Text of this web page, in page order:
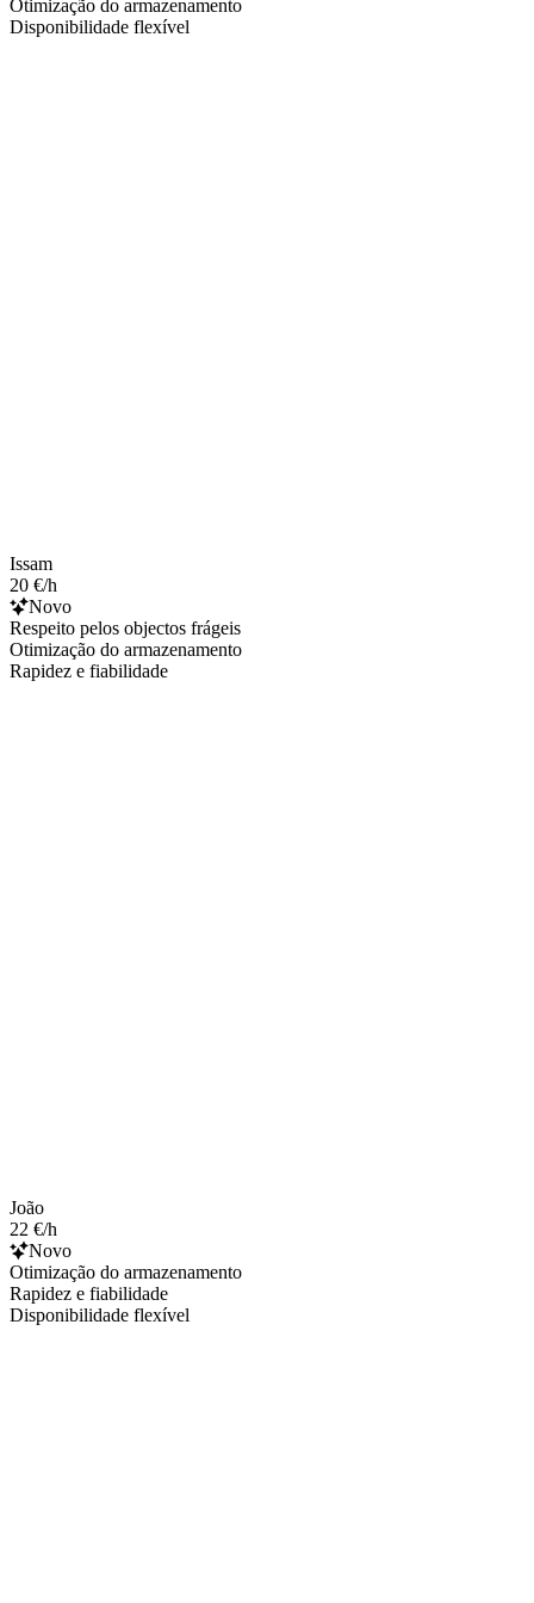
Otimização do armazenamento
Disponibilidade flexível
Issam
20 €/h
Novo
Respeito pelos objectos frágeis
Otimização do armazenamento
Rapidez e fiabilidade
João
22 €/h
Novo
Otimização do armazenamento
Rapidez e fiabilidade
Disponibilidade flexível